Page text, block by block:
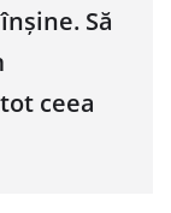
Să
ceea